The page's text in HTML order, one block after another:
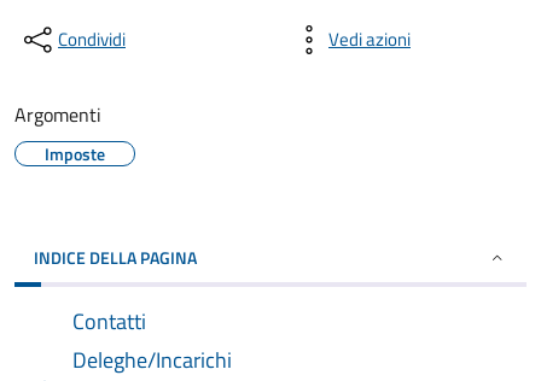
Condividi Vedi azioni
Argomenti
Imposte
INDICE DELLA PAGINA
Contatti
Deleghe/Incarichi